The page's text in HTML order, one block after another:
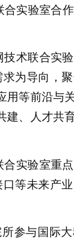
实验室合
术联合实
为导向，
用等前沿与
建、人才共
实验室重
等未来产
参与国际